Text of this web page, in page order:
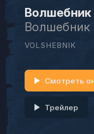
Волшебник
VOLSHEBNIK
Смотреть
Трейлер